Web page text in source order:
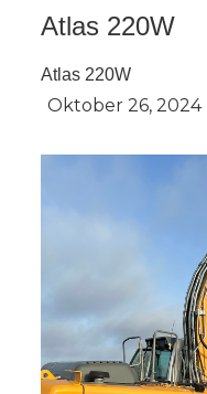
Atlas 220W
Atlas 220W